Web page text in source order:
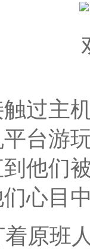
过主
台游
他们
心目
原班